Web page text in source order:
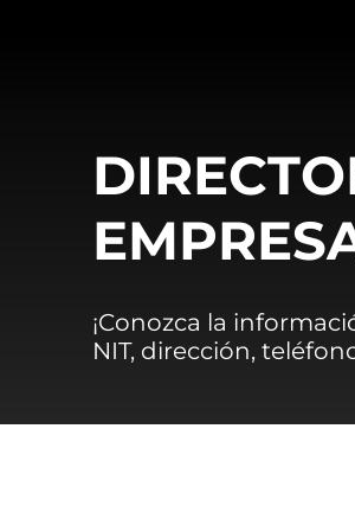
¡Conozca la
NIT, dirección,